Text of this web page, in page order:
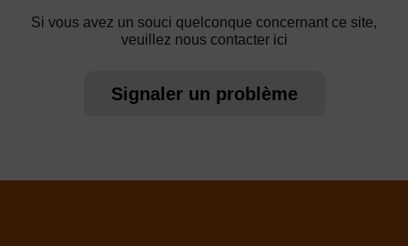
Si vous avez un souci quelconque concernant ce site,
veuillez nous contacter ici
Signaler un problème